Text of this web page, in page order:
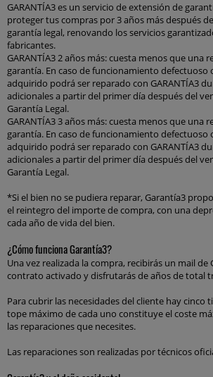
GARANTÍA3 es un servicio de extensión de
proteger tus compras por 3 años más después
garantía legal, renovando los servicios
fabricantes.
GARANTÍA3 2 años más: cuesta menos que una
garantía. En caso de funcionamiento defectuoso
adquirido podrá ser reparado con GARANTÍA3
adicionales a partir del primer día después del
Garantía Legal.
GARANTÍA3 3 años más: cuesta menos que una
garantía. En caso de funcionamiento defectuoso
adquirido podrá ser reparado con GARANTÍA3
adicionales a partir del primer día después del
Garantía Legal.
*Si el bien no se pudiera reparar, Garantía3
el reintegro del importe de compra, con una
cada año de vida del bien.
¿Cómo funciona Garantía3?
Una vez realizada la compra, recibirás un mail de
contrato activado y disfrutarás de años de total
Para cubrir las necesidades del cliente hay cinco
tope máximo de cada uno constituye el coste
las reparaciones que necesites.
Las reparaciones son realizadas por técnicos